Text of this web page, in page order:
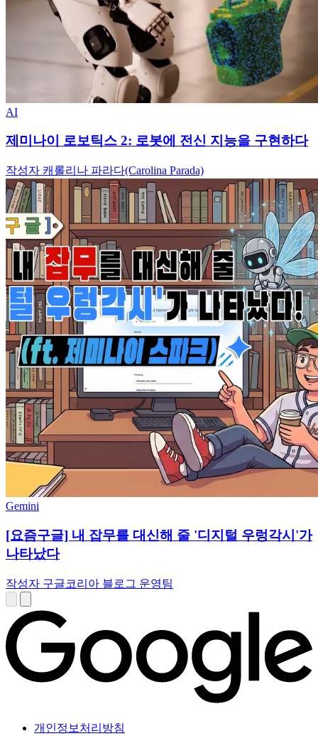
AI
제미나이 로보틱스 2: 로봇에 전신 지능을 구현하다
작성자 캐롤리나 파라다(Carolina Parada)
Gemini
[요즘구글] 내 잡무를 대신해 줄 '디지털 우렁각시'가
나타났다
작성자 구글코리아 블로그 운영팀
개인정보처리방침